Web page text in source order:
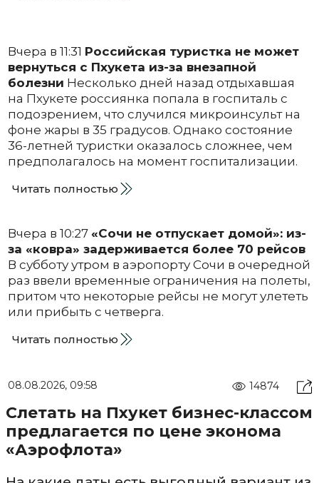
Вчера в 11:31 Российская туристка не может
вернуться с Пхукета из-за внезапной
болезни Несколько дней назад отдыхавшая
на Пхукете россиянка попала в госпиталь с
подозрением, что случился микроинсульт на
фоне жары в 35 градусов. Однако состояние
36-летней туристки оказалось сложнее, чем
предполагалось на момент госпитализации.
Читать полностью
Вчера в 10:27 «Сочи не отпускает домой»: из-
за «ковра» задерживается более 70 рейсов
В субботу утром в аэропорту Сочи в очередной
раз ввели временные ограничения на полеты,
притом что некоторые рейсы не могут улететь
или прибыть с четверга.
Читать полностью
08.08.2026, 09:58 14874
Слетать на Пхукет бизнес-классом
предлагается по цене эконома
«Аэрофлота»